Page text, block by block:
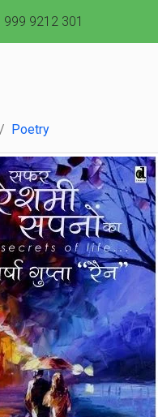
999 9212 301
Poetry